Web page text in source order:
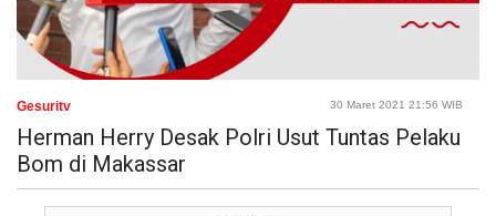
Gesuritv 30 Maret 2021 21:56 WIB
Herman Herry Desak Polri Usut Tuntas Pelaku
Bom di Makassar